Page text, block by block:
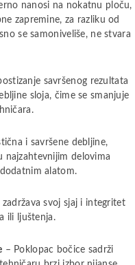
nanosi na nokatnu ploču,
zapremine, za razliku od
se samoniveliše, ne stvara
savršenog rezultata
sloja, čime se smanjuje
i savršene debljine,
najzahtevnijim delovima
alatom.
zadržava svoj sjaj i integritet
ili ljuštenja.
– Poklopac bočice sadrži